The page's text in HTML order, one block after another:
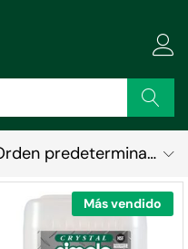
Buscar
Orden predeterminado
Más vendido